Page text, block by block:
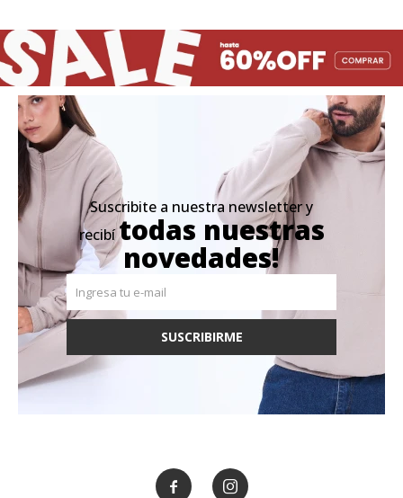
Suscribite a nuestra newsletter y
recibítodas nuestras
novedades!
SUSCRIBIRME
 